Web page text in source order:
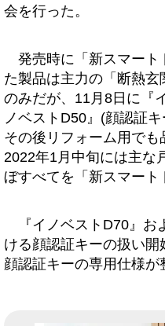
会を行った。
発売時に「新スマート
た製品は主力の「断熱玄
のみだが、11月8日に『
ノベストD50』(顔認証
その後リフォーム用でも
2022年1月中旬には主な
ぼすべてを「新スマート
『イノベストD70』
ける顔認証キーの扱い
顔認証キーの専用仕様が